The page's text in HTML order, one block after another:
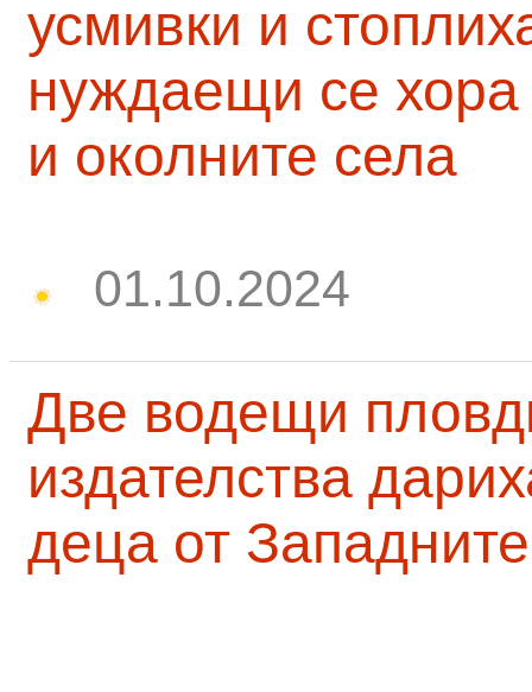
усмивки и
нуждаещи се
и околните села
01.10.2024
Две водещи
издателства
деца от